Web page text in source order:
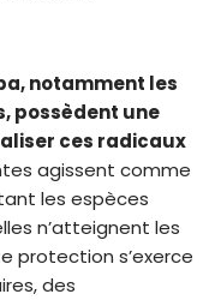
notamment les
possèdent une
ces radicaux
agissent comme
les espèces
n’atteignent les
protection s’exerce
des